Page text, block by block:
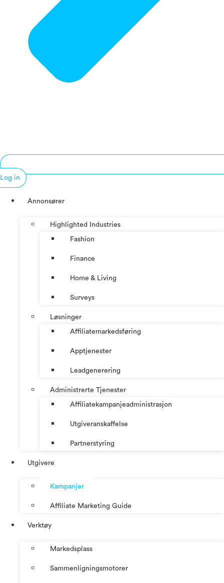
Log in
Annonsører
Highlighted Industries
Fashion
Finance
Home & Living
Surveys
Løsninger
Affiliatemarkedsføring
Apptjenester
Leadgenerering
Administrerte Tjenester
Affiliatekampanjeadministrasjon
Utgiveranskaffelse
Partnerstyring
Utgivere
Kampanjer
Affiliate Marketing Guide
Verktøy
Markedsplass
Sammenligningsmotorer